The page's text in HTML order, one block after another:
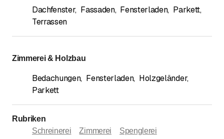
Dachfenster, Fassaden, Fensterladen, Parkett,
Terrassen
Zimmerei & Holzbau
Bedachungen, Fensterladen, Holzgeländer,
Parkett
Rubriken
Schreinerei
Zimmerei Spenglerei